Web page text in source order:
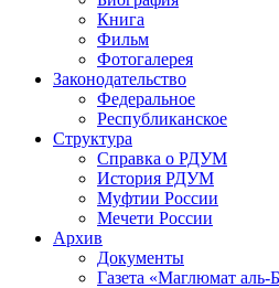
Книга
Фильм
Фотогалерея
Законодательство
Федеральное
Республиканское
Структура
Справка о РДУМ
История РДУМ
Муфтии России
Мечети России
Архив
Документы
Газета «Маглюмат аль-